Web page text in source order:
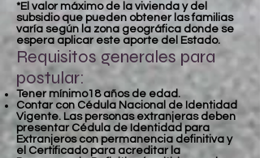
*El valor máximo de la vivienda y del
subsidio que pueden obtener las familias
varía según la zona geográfica donde se
espera aplicar este aporte del Estado.
Requisitos generales para
postular:
Tener mínimo18 años de edad.
Contar con Cédula Nacional de Identidad
Vigente. Las personas extranjeras deben
presentar Cédula de Identidad para
Extranjeros con permanencia definitiva y
el Certificado para acreditar la